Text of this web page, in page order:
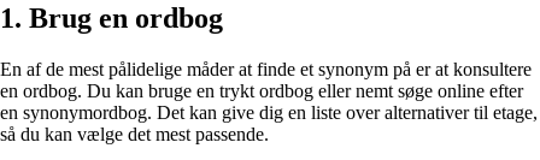
1. Brug en ordbog
En af de mest pålidelige måder at finde et synonym på er at konsultere
en ordbog. Du kan bruge en trykt ordbog eller nemt søge online efter
en synonymordbog. Det kan give dig en liste over alternativer til etage,
så du kan vælge det mest passende.